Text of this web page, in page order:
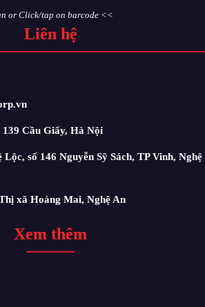
or Click/tap on barcode <<
Liên hệ
Cầu Giấy, Hà Nội
số 146 Nguyễn Sỹ Sách, TP Vinh, Nghệ
xã Hoàng Mai, Nghệ An
Xem thêm